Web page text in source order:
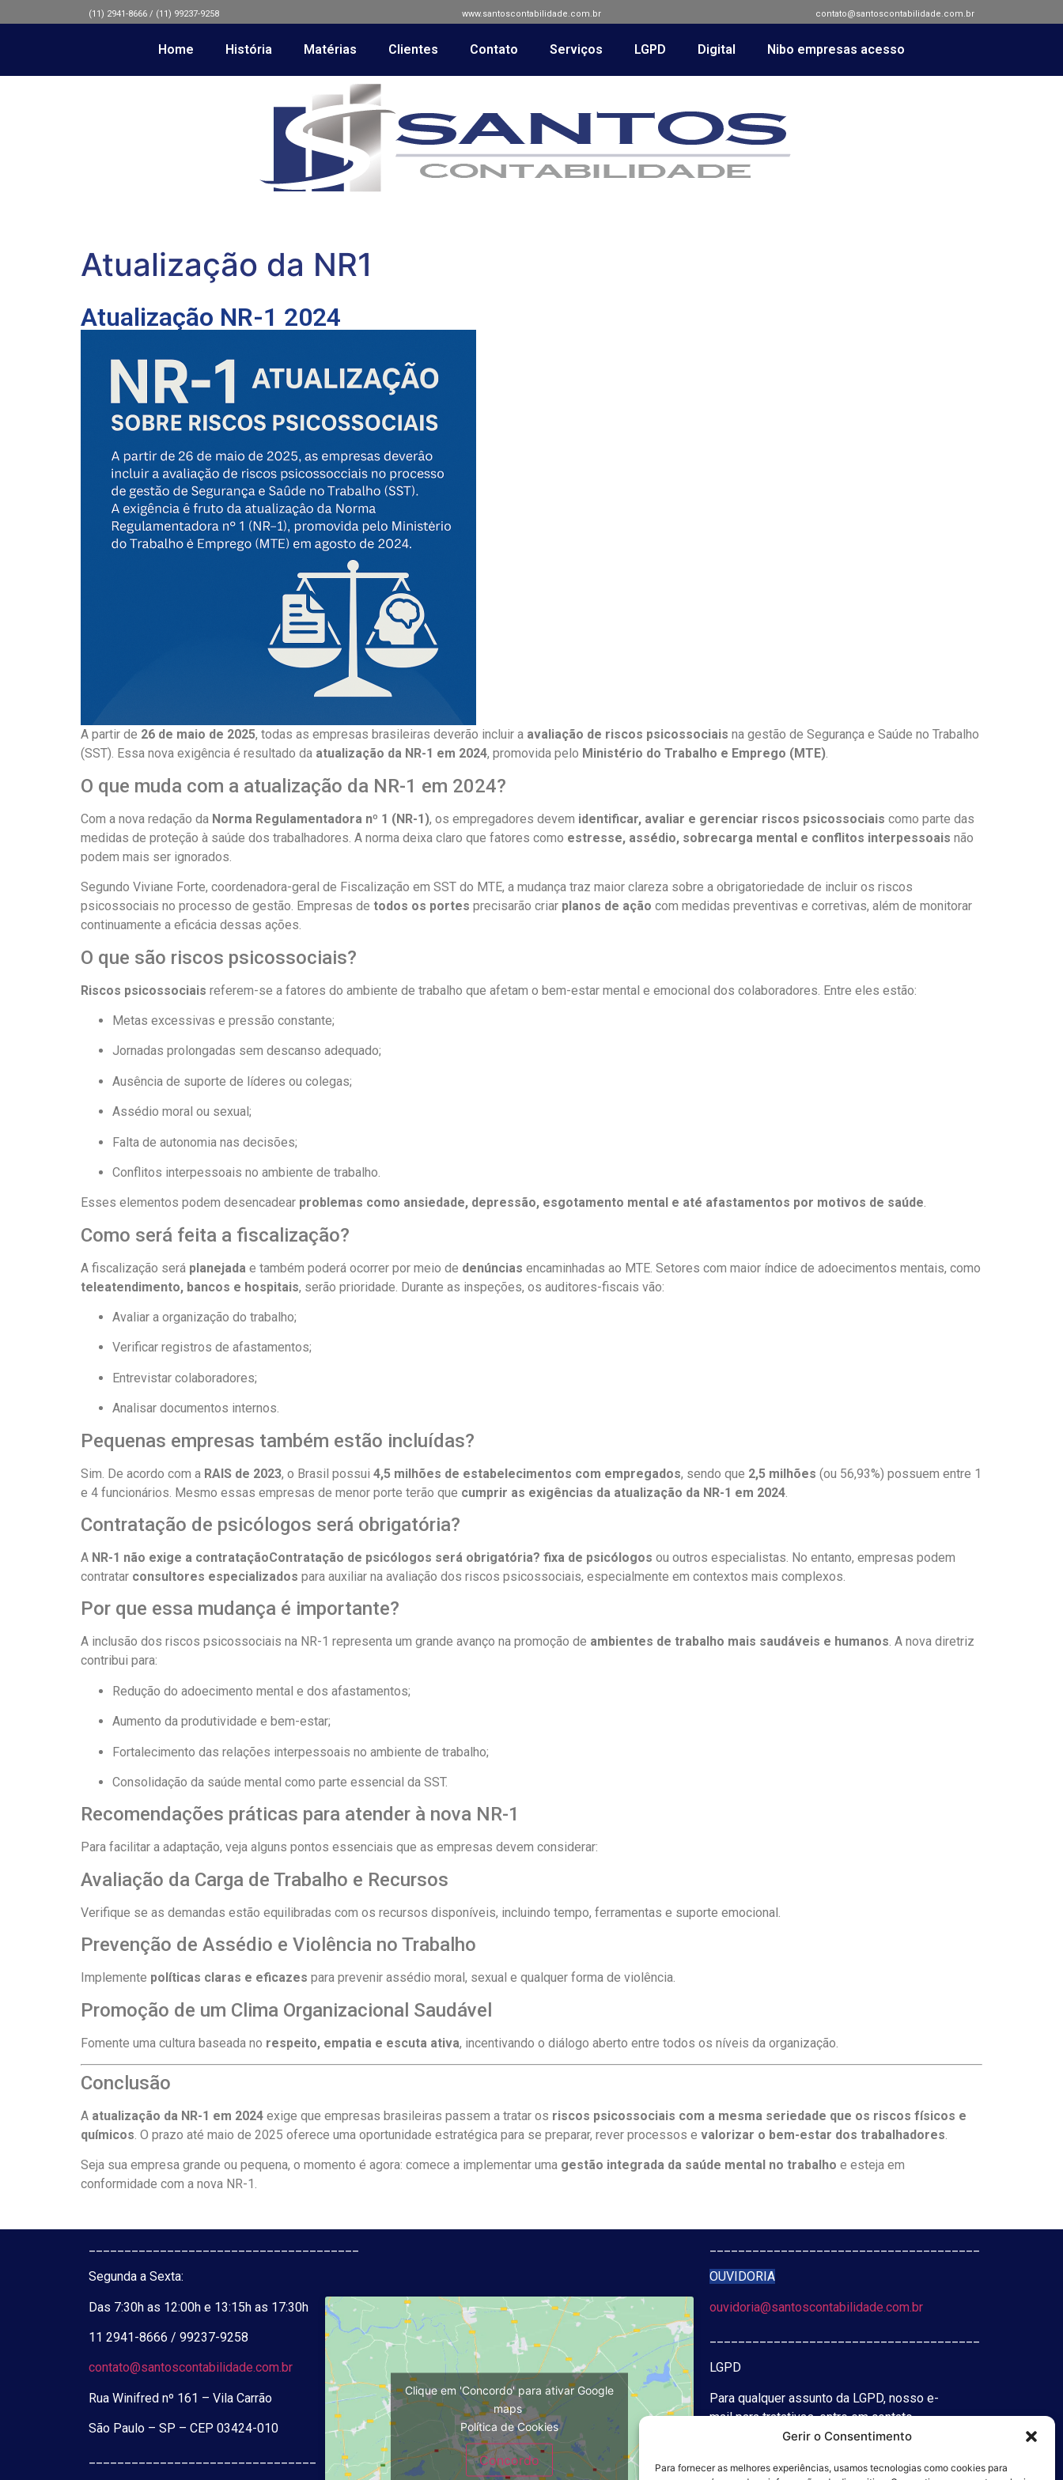
Gerir o Consentimento
Para fornecer as melhores experiências, usamos tecnologias como cookies para
(11) 2941-8666 / (11) 99237-9258 www.santoscontabilidade.com.br contato@santoscontabilidade.com.br
Home História Matérias Clientes Contato Serviços LGPD Digital Nibo empresas acesso
Atualização da NR1
Atualização NR-1 2024
A partir de 26 de maio de 2025, todas as empresas brasileiras deverão incluir a avaliação de riscos psicossociais na gestão de Segurança e Saúde no Trabalho
(SST). Essa nova exigência é resultado da atualização da NR-1 em 2024, promovida pelo Ministério do Trabalho e Emprego (MTE).
O que muda com a atualização da NR-1 em 2024?
Com a nova redação da Norma Regulamentadora nº 1 (NR-1), os empregadores devem identificar, avaliar e gerenciar riscos psicossociais como parte das
medidas de proteção à saúde dos trabalhadores. A norma deixa claro que fatores como estresse, assédio, sobrecarga mental e conflitos interpessoais não
podem mais ser ignorados.
Segundo Viviane Forte, coordenadora-geral de Fiscalização em SST do MTE, a mudança traz maior clareza sobre a obrigatoriedade de incluir os riscos
psicossociais no processo de gestão. Empresas de todos os portes precisarão criar planos de ação com medidas preventivas e corretivas, além de monitorar
continuamente a eficácia dessas ações.
O que são riscos psicossociais?
Riscos psicossociais referem-se a fatores do ambiente de trabalho que afetam o bem-estar mental e emocional dos colaboradores. Entre eles estão:
Metas excessivas e pressão constante;
Jornadas prolongadas sem descanso adequado;
Ausência de suporte de líderes ou colegas;
Assédio moral ou sexual;
Falta de autonomia nas decisões;
Conflitos interpessoais no ambiente de trabalho.
Esses elementos podem desencadear problemas como ansiedade, depressão, esgotamento mental e até afastamentos por motivos de saúde.
Como será feita a fiscalização?
A fiscalização será planejada e também poderá ocorrer por meio de denúncias encaminhadas ao MTE. Setores com maior índice de adoecimentos mentais, como
teleatendimento, bancos e hospitais, serão prioridade. Durante as inspeções, os auditores-fiscais vão:
Avaliar a organização do trabalho;
Verificar registros de afastamentos;
Entrevistar colaboradores;
Analisar documentos internos.
Pequenas empresas também estão incluídas?
Sim. De acordo com a RAIS de 2023, o Brasil possui 4,5 milhões de estabelecimentos com empregados, sendo que 2,5 milhões (ou 56,93%) possuem entre 1
e 4 funcionários. Mesmo essas empresas de menor porte terão que cumprir as exigências da atualização da NR-1 em 2024
Contratação de psicólogos será obrigatória?
A NR-1 não exige a contrataçãoContratação de psicólogos será obrigatória? fixa de psicólogos ou outros especialistas. No entanto, empresas podem
contratar consultores especializados para auxiliar na avaliação dos riscos psicossociais, especialmente em contextos mais complexos.
Por que essa mudança é importante?
A inclusão dos riscos psicossociais na NR-1 representa um grande avanço na promoção de ambientes de trabalho mais saudáveis e humanos. A nova diretriz
contribui para:
Redução do adoecimento mental e dos afastamentos;
Aumento da produtividade e bem-estar;
Fortalecimento das relações interpessoais no ambiente de trabalho;
Consolidação da saúde mental como parte essencial da SST.
Recomendações práticas para atender à nova NR-1
Para facilitar a adaptação, veja alguns pontos essenciais que as empresas devem considerar:
Avaliação da Carga de Trabalho e Recursos
Verifique se as demandas estão equilibradas com os recursos disponíveis, incluindo tempo, ferramentas e suporte emocional.
Prevenção de Assédio e Violência no Trabalho
Implemente políticas claras e eficazes para prevenir assédio moral, sexual e qualquer forma de violência.
Promoção de um Clima Organizacional Saudável
Fomente uma cultura baseada no respeito, empatia e escuta ativa, incentivando o diálogo aberto entre todos os níveis da organização.
Conclusão
A atualização da NR-1 em 2024 exige que empresas brasileiras passem a tratar os riscos psicossociais com a mesma seriedade que os riscos físicos e
químicos. O prazo até maio de 2025 oferece uma oportunidade estratégica para se preparar, rever processos e valorizar o bem-estar dos trabalhadores.
Seja sua empresa grande ou pequena, o momento é agora: comece a implementar uma gestão integrada da saúde mental no trabalho e esteja em
conformidade com a nova NR-1.
Segunda a Sexta:
Das 7:30h as 12:00h e 13:15h as 17:30h
11 2941-8666 / 99237-9258
contato@santoscontabilidade.com.br
Rua Winifred nº 161 – Vila Carrão
São Paulo – SP – CEP 03424-010
______________________________________
Clique em 'Concordo' para ativar Google
maps
Política de Cookies
Concordo
OUVIDORIA
ouvidoria@santoscontabilidade.com.br
LGPD
Para qualquer assunto da LGPD, nosso e-
mail para tratativas, entre em contato